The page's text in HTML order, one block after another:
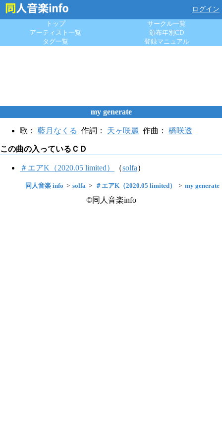
ログイン
トップ
サークル一覧
アーティスト一覧
頒布年別CD
タグ一覧
登録マニュアル
my generate
歌： 藍月なくる 作詞： 天ヶ咲麗 作曲： 橋咲透
この曲の入っているＣＤ
＃エアK（2020.05 limited） （solfa）
同人音楽 info solfa ＃エアK（2020.05 limited） my generate
©同人音楽info